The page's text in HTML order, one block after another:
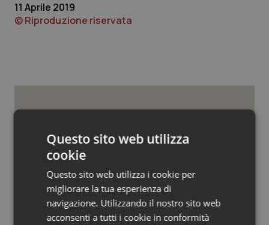
Oncologia & Nutrizione
Quotidiano Cardiologia
Quotidiano Chirurgia
Quotidiano Oncologia
Quotidiano Pediatria
Rene & patologie urogenitali
11 Aprile 2019
© Riproduzione riservata
Lazio
Settimana della Scienza dello
Spallanzani: capire la ricerca per
comprendere il presente
Questo sito web utilizza
cookie
Questo sito web utilizza i cookie per
migliorare la tua esperienza di
navigazione. Utilizzando il nostro sito web
acconsenti a tutti i cookie in conformità